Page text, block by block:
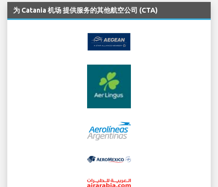
为 Catania 机场 提供服务的其他航空公司 (CTA)